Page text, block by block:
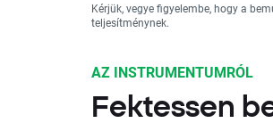
Kérjük, vegye figyelembe, hogy a
teljesítménynek.
AZ INSTRUMENTUMRÓL
Fektessen